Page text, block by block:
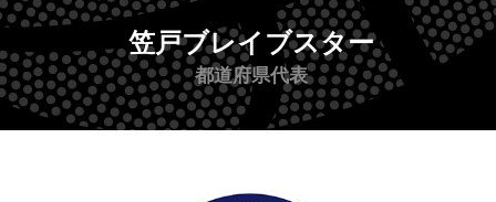
笠戸ブレイブスター
都道府県代表